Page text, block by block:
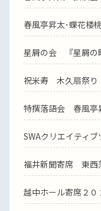
春風亭昇太･蝶花楼
星屑の会 『星屑の
祝米寿 木久扇祭り
特撰落語会 春風
SWAクリエイティ
福井新聞寄席 東
越中ホール寄席２